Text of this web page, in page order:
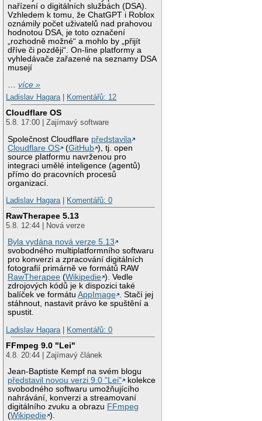
nařízení o digitálních službách (DSA).
Vzhledem k tomu, že ChatGPT i Roblox
oznámily počet uživatelů nad prahovou
hodnotou DSA, je toto označení
„rozhodně možné“ a mohlo by „přijít
dříve či později“. On-line platformy a
vyhledávače zařazené na seznamy DSA
musejí
…více »
Ladislav Hagara| Komentářů: 12
Cloudflare OS
5.8. 17:00 | Zajímavý software
Společnost Cloudflare představila
Cloudflare OS
(GitHub ), tj. open
source platformu navrženou pro
integraci umělé inteligence (agentů)
přímo do pracovních procesů
organizací.
Ladislav Hagara| Komentářů: 0
RawTherapee 5.13
5.8. 12:44 | Nová verze
Byla vydána nová verze 5.13
svobodného multiplatformního softwaru
pro konverzi a zpracování digitálních
fotografií primárně ve formátů RAW
RawTherapee (Wikipedie ). Vedle
zdrojových kódů je k dispozici také
balíček ve formátuAppImage . Stačí jej
stáhnout, nastavit právo ke spuštění a
spustit.
Ladislav Hagara| Komentářů: 0
FFmpeg 9.0 "Lei"
4.8. 20:44 | Zajímavý článek
Jean-Baptiste Kempf na svém blogu
představil novou verzi 9.0 "Lei"
kolekce
svobodného softwaru umožňujícího
nahrávání, konverzi a streamovaní
digitálního zvuku a obrazu FFmpeg
(Wikipedie ).